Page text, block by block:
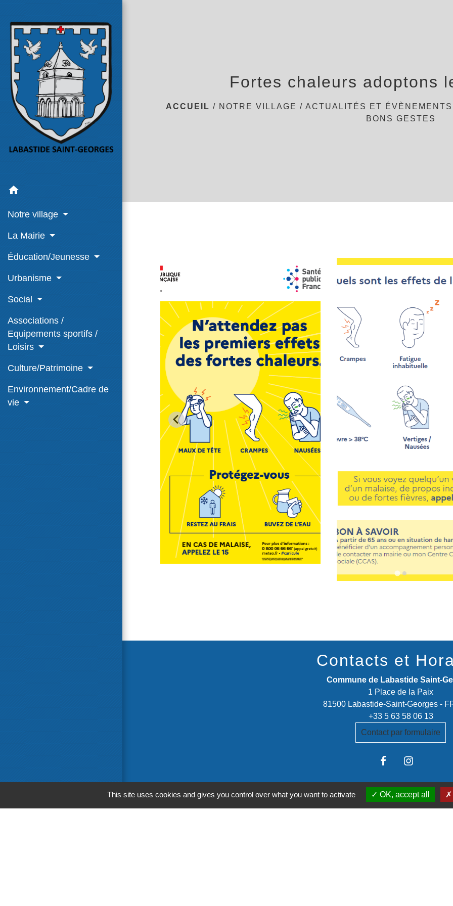
home
Notre village
La Mairie
Éducation/Jeunesse
Urbanisme
Social
Associations /
Equipements sportifs /
Loisirs
Culture/Patrimoine
Environnement/Cadre de
vie
Fortes chaleurs adoptons
ACCUEIL / NOTRE VILLAGE / ACTUALITÉS ET ÉVÈNEMENTS
BONS GESTES
Contacts et
Commune de Labastide Saint-
1 Place de la Paix
81500 Labastide-Saint-Georges -
+33 5 63 58 06 13
Contact par formulaire
This site uses cookies and gives you control over what you want to activate OK, accept all